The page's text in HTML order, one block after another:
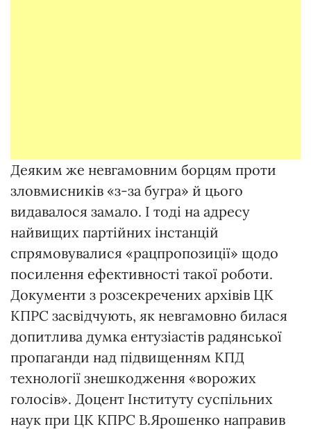
Деяким же невгамовним борцям проти
зловмисників «з-за бугра» й цього
видавалося замало. І тоді на адресу
найвищих партійних інстанцій
спрямовувалися «рацпропозиції» щодо
посилення ефективності такої роботи.
Документи з розсекречених архівів ЦК
КПРС засвідчують, як невгамовно билася
допитлива думка ентузіастів радянської
пропаганди над підвищенням КПД
технології знешкодження «ворожих
голосів». Доцент Інституту суспільних
наук при ЦК КПРС В.Ярошенко направив